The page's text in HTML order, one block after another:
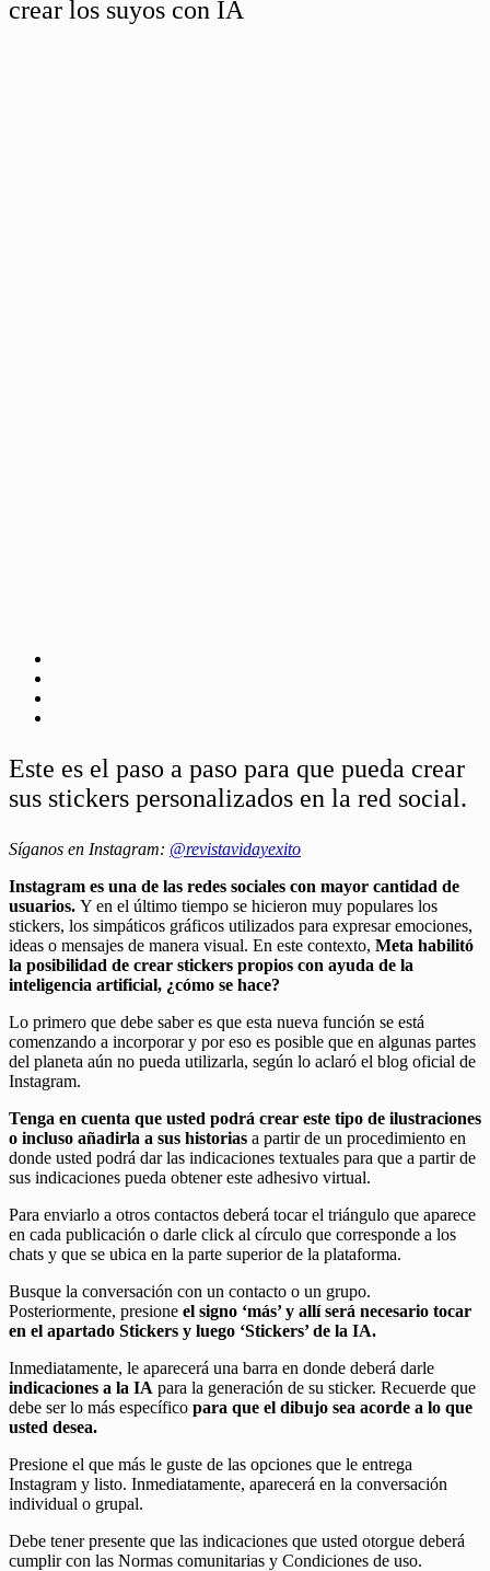
crear los suyos con IA
Este es el paso a paso para que pueda crear
sus stickers personalizados en la red social.
Síganos en Instagram: @revistavidayexito
Instagram es una de las redes sociales con mayor cantidad de
usuarios. Y en el último tiempo se hicieron muy populares los
stickers, los simpáticos gráficos utilizados para expresar emociones,
ideas o mensajes de manera visual. En este contexto, Meta habilitó
la posibilidad de crear stickers propios con ayuda de la
inteligencia artificial, ¿cómo se hace?
Lo primero que debe saber es que esta nueva función se está
comenzando a incorporar y por eso es posible que en algunas partes
del planeta aún no pueda utilizarla, según lo aclaró el blog oficial de
Instagram.
Tenga en cuenta que usted podrá crear este tipo de ilustraciones
o incluso añadirla a sus historias a partir de un procedimiento en
donde usted podrá dar las indicaciones textuales para que a partir de
sus indicaciones pueda obtener este adhesivo virtual.
Para enviarlo a otros contactos deberá tocar el triángulo que aparece
en cada publicación o darle click al círculo que corresponde a los
chats y que se ubica en la parte superior de la plataforma.
Busque la conversación con un contacto o un grupo.
Posteriormente, presione el signo ‘más’ y allí será necesario tocar
en el apartado Stickers y luego ‘Stickers’ de la IA.
Inmediatamente, le aparecerá una barra en donde deberá darle
indicaciones a la IA para la generación de su sticker. Recuerde que
debe ser lo más específico para que el dibujo sea acorde a lo que
usted desea.
Presione el que más le guste de las opciones que le entrega
Instagram y listo. Inmediatamente, aparecerá en la conversación
individual o grupal.
Debe tener presente que las indicaciones que usted otorgue deberá
cumplir con las Normas comunitarias y Condiciones de uso.